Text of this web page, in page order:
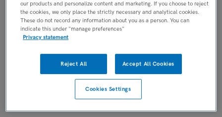
14 mei 2026
NIVEAU
Overig
Niet nader bepaald
DIENSTVERBAND
Niet nader bepaald
our products and personalize content and marketing. If you choose to reject
the cookies, we only place the strictly necessary and analytical cookies.
These do not record any information about you as a person. You can
indicate this under "manage preferences"
Privacy statement
Reject All Accept All Cookies
Cookies Settings